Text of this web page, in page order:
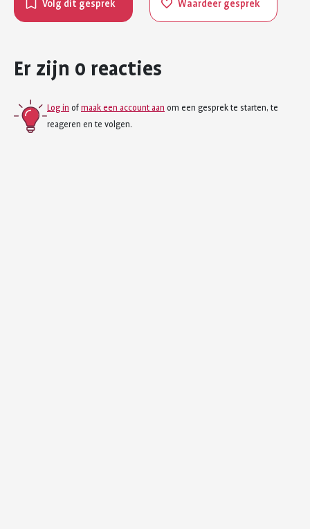
Volg dit gesprek Waardeer gesprek
Er zijn 0 reacties
Log in of maak een account aan om een gesprek te starten, te
reageren en te volgen.